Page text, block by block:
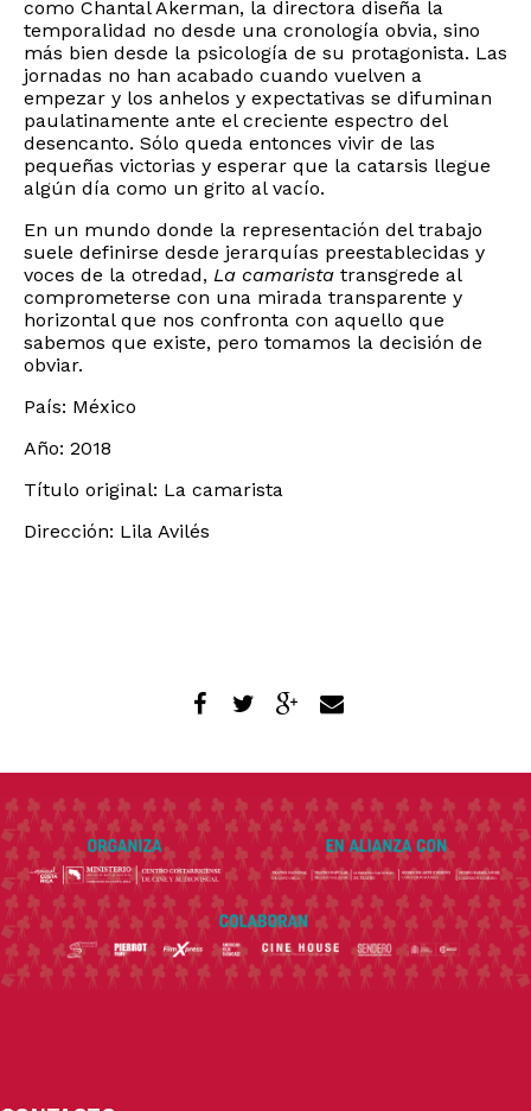
como Chantal Akerman, la directora diseña la
temporalidad no desde una cronología obvia, sino
más bien desde la psicología de su protagonista. Las
jornadas no han acabado cuando vuelven a
empezar y los anhelos y expectativas se difuminan
paulatinamente ante el creciente espectro del
desencanto. Sólo queda entonces vivir de las
pequeñas victorias y esperar que la catarsis llegue
algún día como un grito al vacío.
En un mundo donde la representación del trabajo
suele definirse desde jerarquías preestablecidas y
voces de la otredad, La camarista transgrede al
comprometerse con una mirada transparente y
horizontal que nos confronta con aquello que
sabemos que existe, pero tomamos la decisión de
obviar.
País: México
Año: 2018
Título original: La camarista
Dirección: Lila Avilés